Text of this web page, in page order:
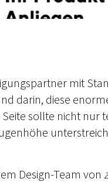
mit
darin, diese
sollte nicht nur
Design-Team von